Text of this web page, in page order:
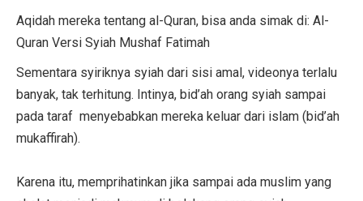
Aqidah mereka tentang al-Quran, bisa anda simak di: Al-
Quran Versi Syiah Mushaf Fatimah
Sementara syiriknya syiah dari sisi amal, videonya terlalu
banyak, tak terhitung. Intinya, bid’ah orang syiah sampai
pada taraf menyebabkan mereka keluar dari islam (bid’ah
mukaffirah).
Karena itu, memprihatinkan jika sampai ada muslim yang